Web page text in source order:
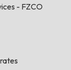
- FZCO